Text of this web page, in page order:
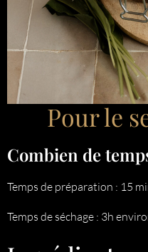
Pour le
Combien de
Temps de préparation : 15
Temps de séchage : 3h